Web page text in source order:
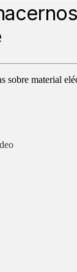
sobre material